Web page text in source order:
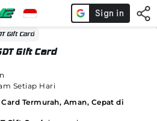
Gift Card
Gift Card
Setiap Hari
Termurah, Aman, Cepat di